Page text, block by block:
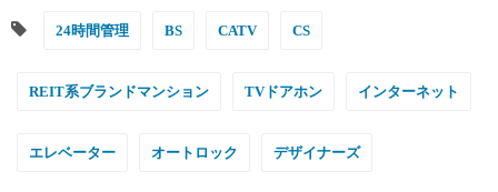
24時間管理 BS CATV CS
REIT系ブランドマンション TVドアホン インターネット
エレベーター オートロック デザイナーズ